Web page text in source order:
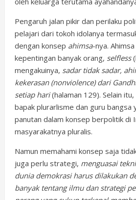
Pengaruh jalan pikir dan perilaku
pelajari dari tokoh idolanya
dengan konsep ahimsa-nya.
kepentingan banyak orang, selfless
mengakuinya, sadar tidak sadar,
kekerasan (nonviolence) dari
setiap hari(halaman 129). Selain
bapak plurarlisme dan guru bangsa
panutan dalam konsep berpolitik di
masyarakatnya pluralis.
Namun memahami konsep saja
juga perlu strategi, menguasai
dunia demokrasi harus dilakukan
banyak tentang ilmu dan strategi